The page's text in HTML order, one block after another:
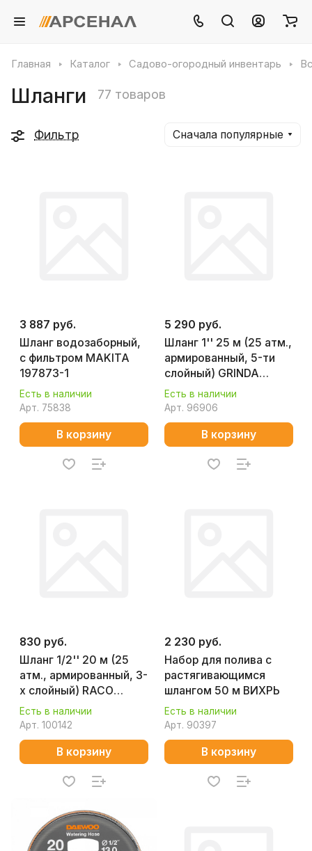
Главная Каталог Садово-огородный инвентарь
Шланги 77 товаров
Фильтр Сначала популярные
3 887 руб.
Шланг водозаборный,
с фильтром MAKITA
197873-1
Есть в наличии
Арт. 75838
В корзину
5 290 руб.
Шланг 1'' 25 м (25 атм.,
армированный, 5-ти
слойный) GRINDA
Expert 429007-1-25
Есть в наличии
Арт. 96906
В корзину
830 руб.
Шланг 1/2'' 20 м (25
атм., армированный, 3-
х слойный) RACO
Classic 40306-1/2-
20_z01
Есть в наличии
Арт. 100142
В корзину
2 230 руб.
Набор для полива с
растягивающимся
шлангом 50 м ВИХРЬ
Есть в наличии
Арт. 90397
В корзину